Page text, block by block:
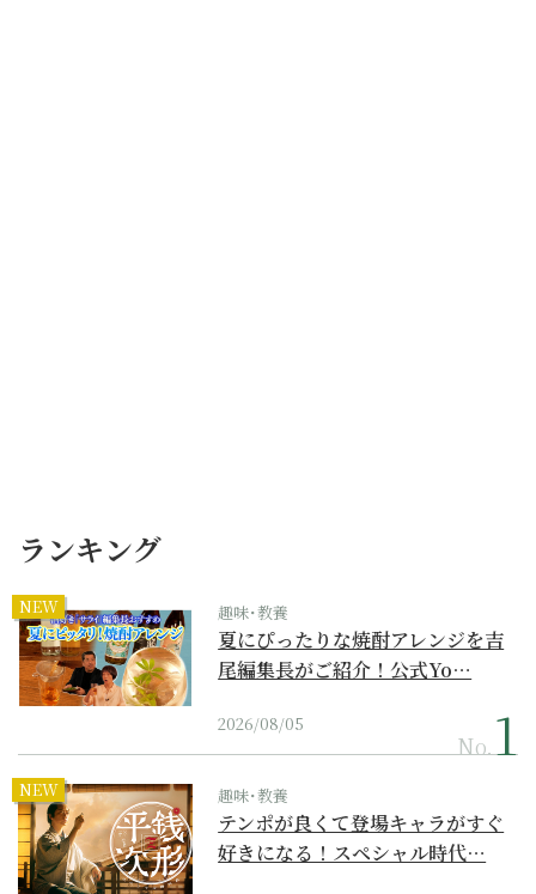
ランキング
NEW 趣味･教養
夏にぴったりな焼酎アレンジを吉
尾編集長がご紹介！公式Yo…
2026/08/05
No.
NEW 趣味･教養
テンポが良くて登場キャラがすぐ
好きになる！スペシャル時代…